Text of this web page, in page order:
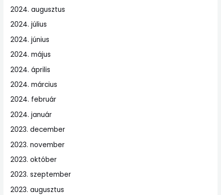
2024. augusztus
2024. július
2024. június
2024. május
2024. április
2024. március
2024. február
2024. január
2023. december
2023. november
2023. október
2023. szeptember
2023. augusztus